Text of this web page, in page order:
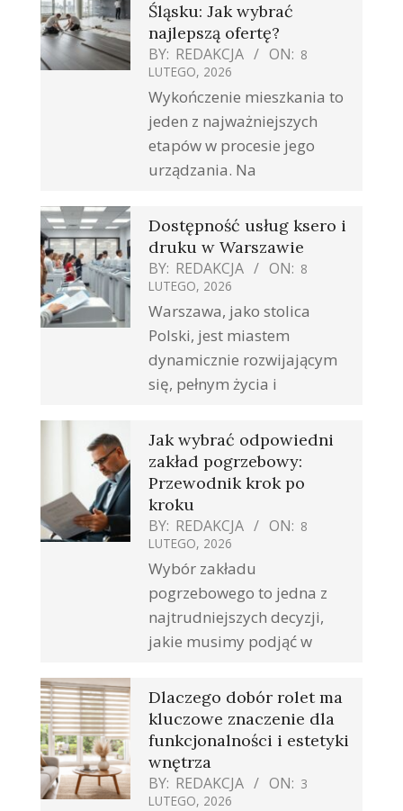
Śląsku: Jak wybrać
najlepszą ofertę?
BY: REDAKCJA ON: 8
LUTEGO, 2026
Wykończenie mieszkania to
jeden z najważniejszych
etapów w procesie jego
urządzania. Na
Dostępność usług ksero i
druku w Warszawie
BY: REDAKCJA ON: 8
LUTEGO, 2026
Warszawa, jako stolica
Polski, jest miastem
dynamicznie rozwijającym
się, pełnym życia i
Jak wybrać odpowiedni
zakład pogrzebowy:
Przewodnik krok po
kroku
BY: REDAKCJA ON: 8
LUTEGO, 2026
Wybór zakładu
pogrzebowego to jedna z
najtrudniejszych decyzji,
jakie musimy podjąć w
Dlaczego dobór rolet ma
kluczowe znaczenie dla
funkcjonalności i estetyki
wnętrza
BY: REDAKCJA ON: 3
LUTEGO, 2026